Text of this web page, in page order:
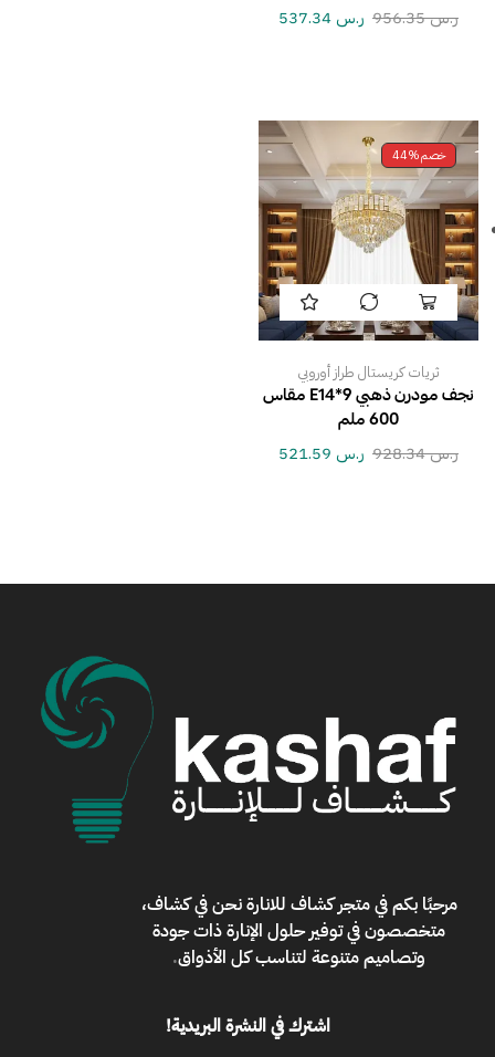
ر.س956.35 ر.س
خصم44%
ثريات كريستال طراز أوروبي
نجف مودرن ذهبي E14*9 مقاس
600 ملم
ر.س928.34 ر.س
مرحبًا بكم فيمتجر كشاف للانارةنحن في كشاف،
متخصصون في توفير حلول الإنارة ذات جودة
وتصاميم متنوعة لتناسب كل الأذواق.
اشترك في النشرة البريدية!